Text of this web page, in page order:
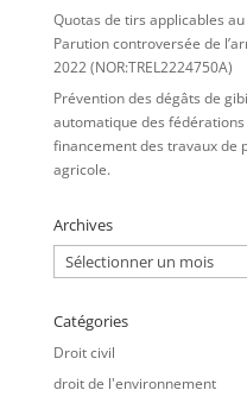
Quotas de tirs applicables
Parution controversée de
2022 (NOR:TREL2224750A)
Prévention des dégâts de
automatique des fédérations
financement des travaux de
agricole.
Archives
Archives
Catégories
Droit civil
droit de l'environnement